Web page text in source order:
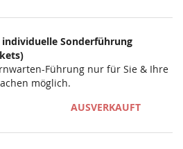
Sonderführung
Führung nur für Sie & Ihre
möglich.
AUSVERKAUFT